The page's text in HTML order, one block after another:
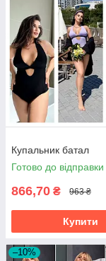
Купальник батал
Готово до відправки
866,70 ₴ 963 ₴
Купити
–10%